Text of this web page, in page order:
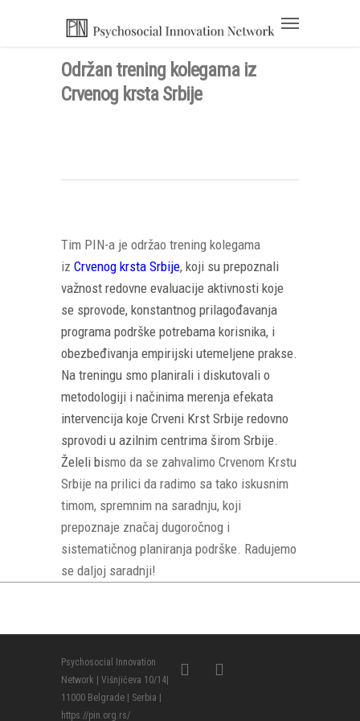
Održan trening kolegama iz
Crvenog krsta Srbije
Tim PIN-a je održao trening kolegama
iz Crvenog krsta Srbije, koji su prepoznali
važnost redovne evaluacije aktivnosti koje
se sprovode, konstantnog prilagođavanja
programa podrške potrebama korisnika, i
obezbeđivanja empirijski utemeljene prakse.
Na treningu smo planirali i diskutovali o
metodologiji i načinima merenja efekata
intervencija koje Crveni Krst Srbije redovno
sprovodi u azilnim centrima širom Srbije.
Želeli bismo da se zahvalimo Crvenom Krstu
Srbije na prilici da radimo sa tako iskusnim
timom, spremnim na saradnju, koji
prepoznaje značaj dugoročnog i
sistematičnog planiranja podrške. Radujemo
se daljoj saradnji!
Psychosocial Innovation
Network | Višnjićeva 10/14|
11000 Belgrade | Serbia |
https://pin.org.rs/